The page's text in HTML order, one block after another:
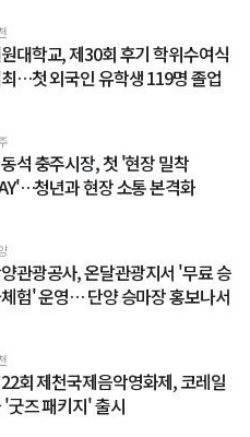
대학교, 제30회 후기 학위수여식
…첫 외국인 유학생 119명 졸업
석 충주시장, 첫 '현장 밀착
청년과 현장 소통 본격화
관광공사, 온달관광지서 '무료 승
험' 운영… 단양 승마장 홍보나서
회 제천국제음악영화제, 코레일
'굿즈 패키지' 출시